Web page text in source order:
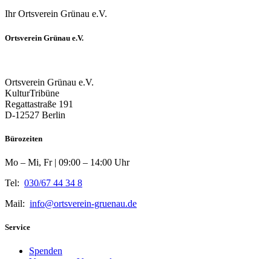
Ihr Ortsverein Grünau e.V.
Ortsverein Grünau e.V.
Ortsverein Grünau e.V.
KulturTribüne
Regattastraße 191
D-12527 Berlin
Bürozeiten
Mo – Mi, Fr | 09:00 – 14:00 Uhr
Tel: 030/67 44 34 8
Mail: info@ortsverein-gruenau.de
Service
Spenden